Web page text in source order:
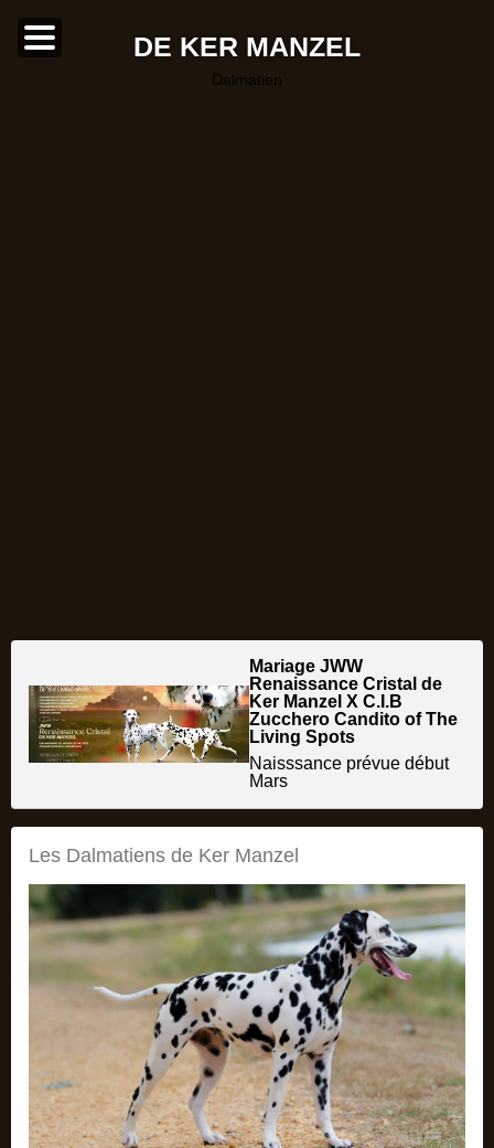
DE KER MANZEL
dalmatien
Mariage JWW
Renaissance Cristal de
Ker Manzel X C.I.B
Zucchero Candito of The
Living Spots
Naisssance prévue début
Mars
Les Dalmatiens de Ker Manzel